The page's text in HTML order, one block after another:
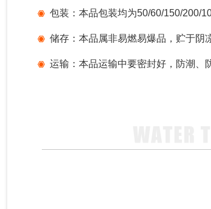
包装：本品包装均为50/60/150/200/
储存：本品属非易燃易爆品，贮于阴
运输：本品运输中要密封好，防潮、